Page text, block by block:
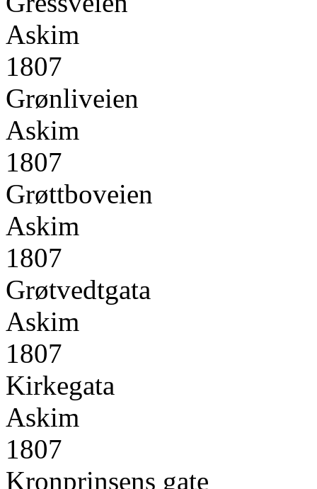
Askim
1807
Grønliveien
Askim
1807
Grøttboveien
Askim
1807
Grøtvedtgata
Askim
1807
Kirkegata
Askim
1807
Kronprinsens gate